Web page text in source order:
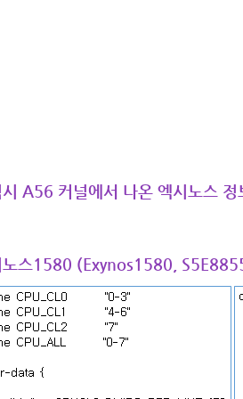
A56 커널에서 나온 엑시노스 정
노스1580 (Exynos1580,